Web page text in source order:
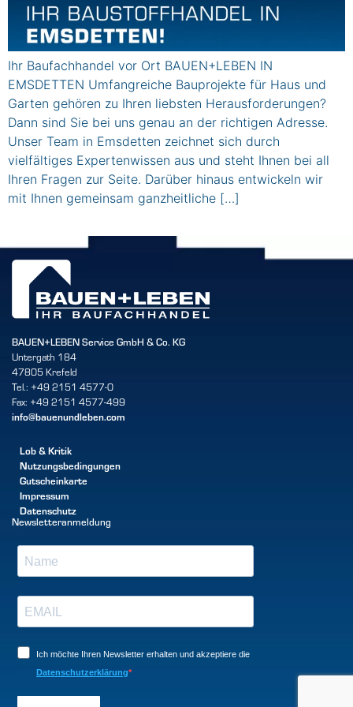
Ihr Baufachhandel vor Ort BAUEN+LEBEN IN
EMSDETTEN Umfangreiche Bauprojekte für Haus und
Garten gehören zu Ihren liebsten Herausforderungen?
Dann sind Sie bei uns genau an der richtigen Adresse.
Unser Team in Emsdetten zeichnet sich durch
vielfältiges Expertenwissen aus und steht Ihnen bei all
Ihren Fragen zur Seite. Darüber hinaus entwickeln wir
mit Ihnen gemeinsam ganzheitliche […]
BAUEN+LEBEN Service GmbH & Co. KG
Untergath 184
47805 Krefeld
Tel.: +49 2151 4577-0
Fax: +49 2151 4577-499
info@bauenundleben.com
Lob & Kritik
Nutzungsbedingungen
Gutscheinkarte
Impressum
Datenschutz
Newsletteranmeldung
Ich möchte Ihren Newsletter erhalten und akzeptiere die
Datenschutzerklärung